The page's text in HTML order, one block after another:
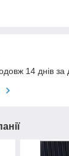
14 днів за